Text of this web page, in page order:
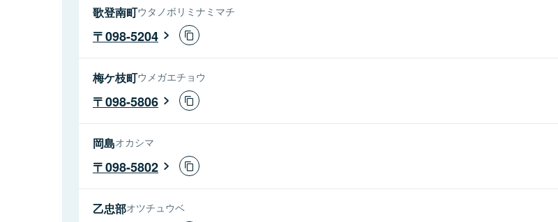
歌登南町ウタノボリミナミマチ
098-5204
梅ケ枝町ウメガエチョウ
098-5806
岡島オカシマ
098-5802
乙忠部オツチュウベ